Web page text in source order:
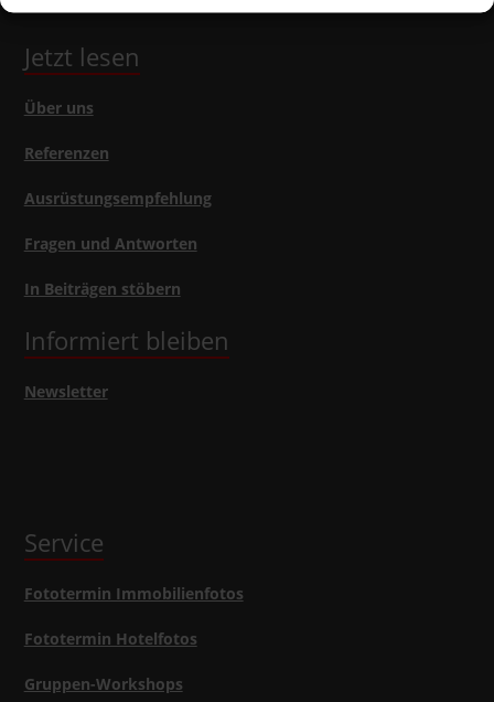
Jetzt lesen
Über uns
Referenzen
Ausrüstungsempfehlung
Fragen und Antworten
In Beiträgen stöbern
Informiert bleiben
Newsletter
Service
Fototermin Immobilienfotos
Fototermin Hotelfotos
Gruppen-Workshops